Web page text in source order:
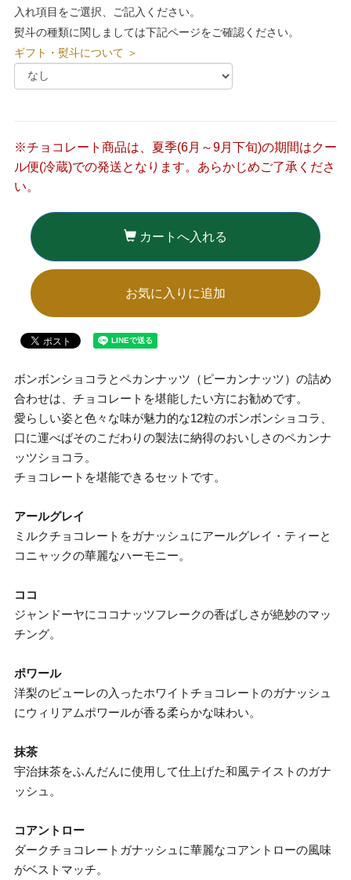
入れ項目をご選択、ご記入ください。
熨斗の種類に関しましては下記ページをご確認ください。
ギフト・熨斗について ＞
※チョコレート商品は、夏季(6月～9月下旬)の期間はクー
ル便(冷蔵)での発送となります。あらかじめご了承くださ
い。
カートへ入れる
お気に入りに追加
ボンボンショコラとペカンナッツ（ピーカンナッツ）の詰め
合わせは、チョコレートを堪能したい方にお勧めです。
愛らしい姿と色々な味が魅力的な12粒のボンボンショコラ、
口に運べばそのこだわりの製法に納得のおいしさのペカンナ
ッツショコラ。
チョコレートを堪能できるセットです。
アールグレイ
ミルクチョコレートをガナッシュにアールグレイ・ティーと
コニャックの華麗なハーモニー。
ココ
ジャンドーヤにココナッツフレークの香ばしさが絶妙のマッ
チング。
ポワール
洋梨のピューレの入ったホワイトチョコレートのガナッシュ
にウィリアムポワールが香る柔らかな味わい。
抹茶
宇治抹茶をふんだんに使用して仕上げた和風テイストのガナ
ッシュ。
コアントロー
ダークチョコレートガナッシュに華麗なコアントローの風味
がベストマッチ。